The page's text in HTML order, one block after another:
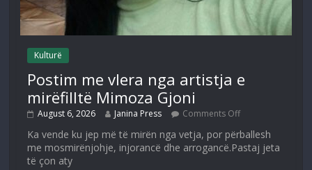
Kulturë
Postim me vlera nga artistja e
mirëfilltë Mimoza Gjoni
August 6, 2026 Janina Press Comments Off
Ka vende ku jep më të mirën nga vetja, por përballesh
me mosmirënjohje, injorancë dhe arrogancë.Pastaj jeta
të çon aty